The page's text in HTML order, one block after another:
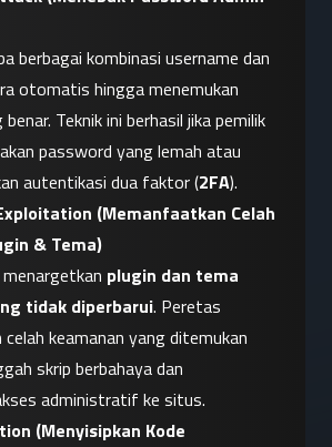
berbagai kombinasi username dan
otomatis hingga menemukan
Teknik ini berhasil jika pemilik
password yang lemah atau
autentikasi dua faktor (2FA).
(Memanfaatkan Celah
& Tema)
plugin dan tema
tidak diperbarui. Peretas
keamanan yang ditemukan
skrip berbahaya dan
administratif ke situs.
(Menyisipkan Kode